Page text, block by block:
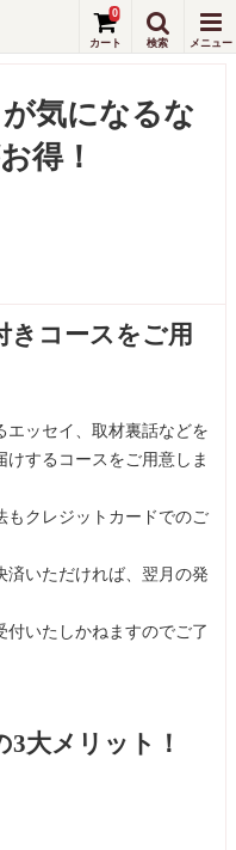
0
気になるな
得！
コースをご用
エッセイ、取材裏話などを
するコースをご用意しま
もクレジットカードでのご
済いただければ、翌月の発
いたしかねますのでご了
3大メリット！